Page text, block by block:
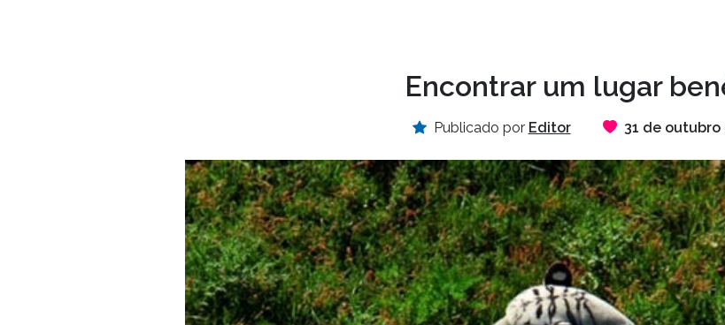
Encontrar um lugar
Publicado por Editor 31 de outubro